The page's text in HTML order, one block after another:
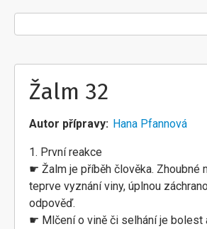
Žalm 32
Autor přípravy Hana Pfannová
1. První reakce
☛ Žalm je příběh člověka. Zhoubné
teprve vyznání viny, úplnou
odpověď.
☛ Mlčení o vině či selhání je bolest